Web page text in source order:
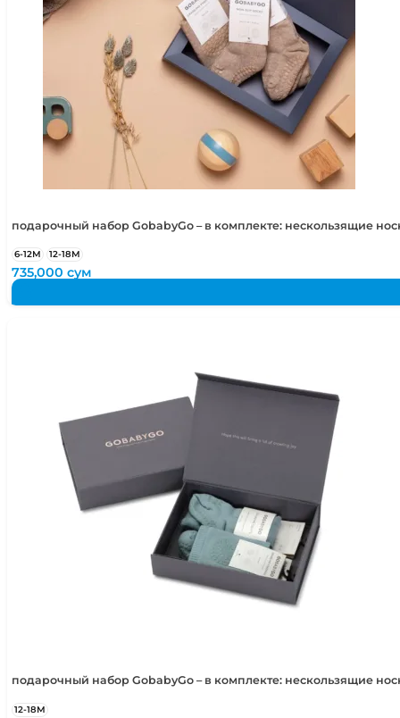
подарочный набор GobabyGo – в комплекте: нескользящие
6-12М 12-18М
735,000сум
подарочный набор GobabyGo – в комплекте: нескользящие
12-18М